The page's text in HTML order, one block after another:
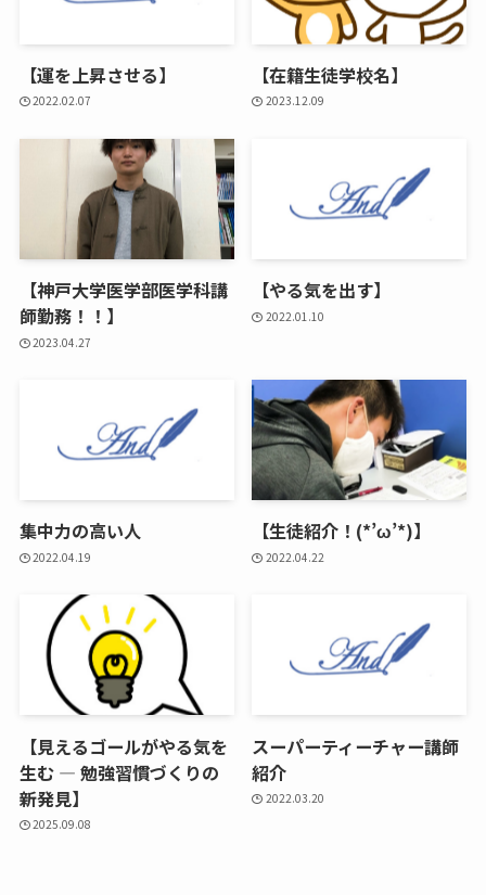
【運を上昇させる】
2022.02.07
【在籍生徒学校名】
2023.12.09
【神戸大学医学部医学科講
師勤務！！】
2023.04.27
【やる気を出す】
2022.01.10
集中力の高い人
2022.04.19
【生徒紹介！(*’ω’*)】
2022.04.22
【見えるゴールがやる気を
生む ― 勉強習慣づくりの
新発見】
2025.09.08
スーパーティーチャー講師
紹介
2022.03.20